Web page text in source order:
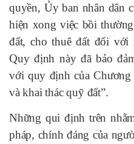
quyền, Ủy ban nhân dân
hiện xong việc bồi
đất, cho thuê đất đối với
Quy định này đã bảo
với quy định của
và khai thác quỹ đất”.
Những qui định trên
pháp, chính đáng của